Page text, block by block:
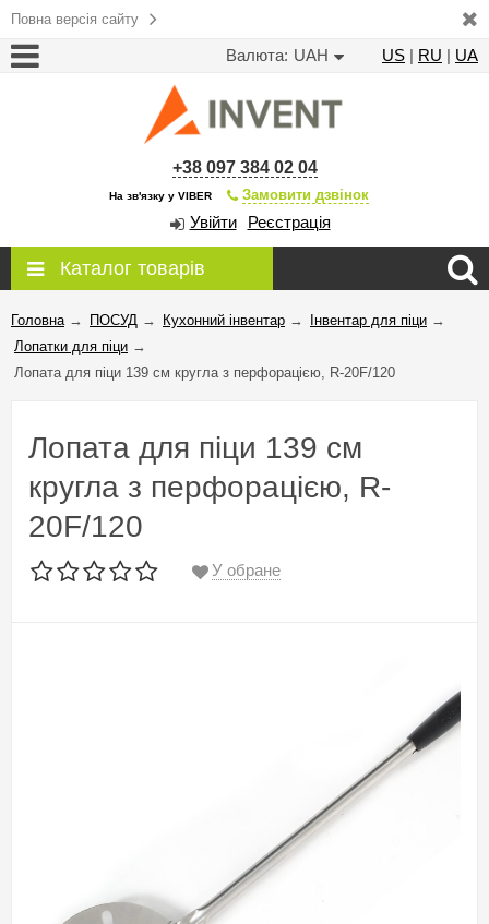
Повна версія сайту
Валюта: UAH US | RU | UA
+38 097 384 02 04
На зв'язку у VIBER Замовити дзвінок
Увійти Реєстрація
Каталог товарів
Головна → ПОСУД → Кухонний інвентар → Інвентар для піци →
Лопатки для піци →
Лопата для піци 139 см кругла з перфорацією, R-20F/120
Лопата для піци 139 см
кругла з перфорацією, R-
20F/120
У обране